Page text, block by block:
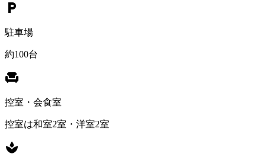
local_parking
駐車場
約100台
chair
控室・会食室
控室は和室2室・洋室2室
spa